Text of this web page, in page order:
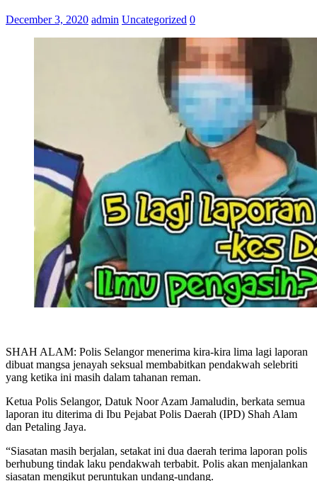
December 3, 2020 admin Uncategorized 0
SHAH ALAM: Polis Selangor menerima kira-kira lima lagi laporan
dibuat mangsa jenayah seksual membabitkan pendakwah selebriti
yang ketika ini masih dalam tahanan reman.
Ketua Polis Selangor, Datuk Noor Azam Jamaludin, berkata semua
laporan itu diterima di Ibu Pejabat Polis Daerah (IPD) Shah Alam
dan Petaling Jaya.
“Siasatan masih berjalan, setakat ini dua daerah terima laporan polis
berhubung tindak laku pendakwah terbabit. Polis akan menjalankan
siasatan mengikut peruntukan undang-undang.